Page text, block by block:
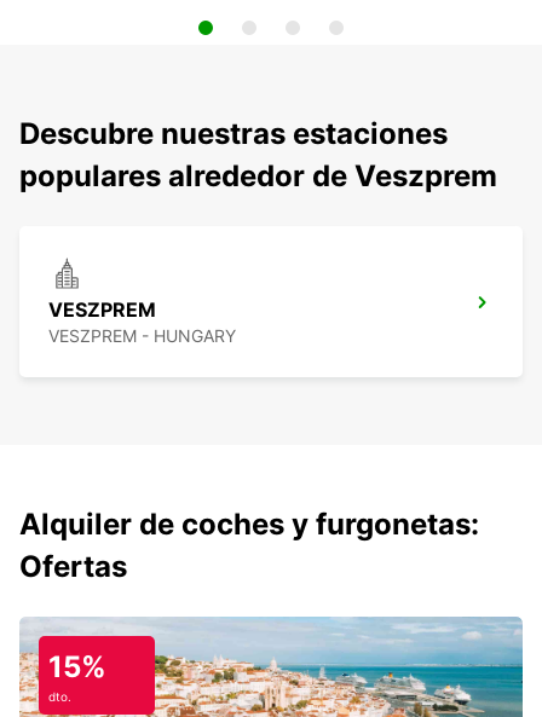
Descubre nuestras estaciones
populares alrededor de Veszprem
VESZPREM
VESZPREM - HUNGARY
Alquiler de coches y furgonetas:
Ofertas
15%
dto.